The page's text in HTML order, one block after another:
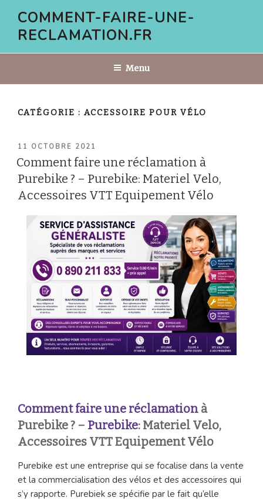
contenu
COMMENT-FAIRE-UNE-
RECLAMATION.FR
Menu
CATÉGORIE : ACCESSOIRE POUR VÉLO
PUBLIÉ
LE
11 OCTOBRE 2021
Comment faire une réclamation à
Purebike ? – Purebike: Materiel Velo,
Accessoires VTT Equipement Vélo
Comment faire une réclamation à
Purebike ? – Purebike: Materiel Velo,
Accessoires VTT Equipement Vélo
Purebike est une entreprise qui se focalise dans la vente
et la commercialisation des vélos et des accessoires qui
s’y rapporte. Purebiek se spécifie par le fait qu’elle